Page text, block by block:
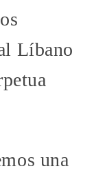
Líbano
una